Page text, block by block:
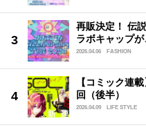
再販決定！ 伝
ラボキャップ
2026.04.06 FASHION
【コミック連
回（後半）
2026.04.09 LIFE STYLE